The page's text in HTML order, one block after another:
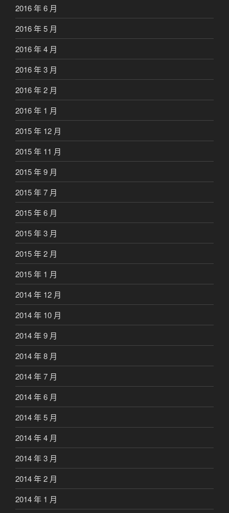
2016 年 6 月
2016 年 5 月
2016 年 4 月
2016 年 3 月
2016 年 2 月
2016 年 1 月
2015 年 12 月
2015 年 11 月
2015 年 9 月
2015 年 7 月
2015 年 6 月
2015 年 3 月
2015 年 2 月
2015 年 1 月
2014 年 12 月
2014 年 10 月
2014 年 9 月
2014 年 8 月
2014 年 7 月
2014 年 6 月
2014 年 5 月
2014 年 4 月
2014 年 3 月
2014 年 2 月
2014 年 1 月